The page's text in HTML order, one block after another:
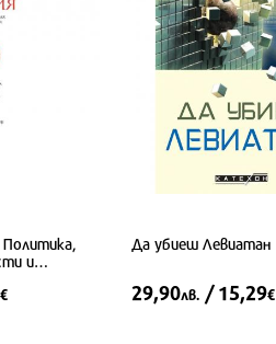
Политика,
€
Да убиеш Левиатан
29,90лв. / 15,29€